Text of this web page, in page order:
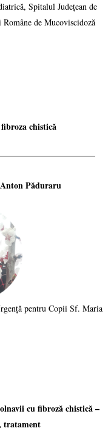
Spitalul Județean de
de Mucoviscidoză
chistică
Păduraru
pentru Copii Sf. Maria
cu fibroză chistică –
tratament